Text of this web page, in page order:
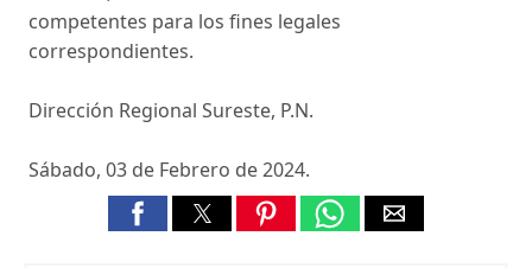
competentes para los fines legales
correspondientes.
Dirección Regional Sureste, P.N.
Sábado, 03 de Febrero de 2024.